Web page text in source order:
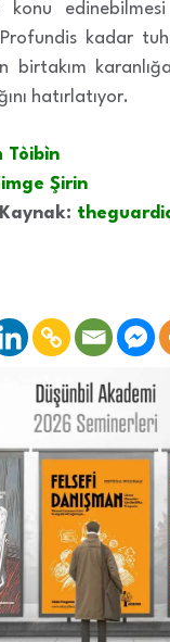
kadar
birtakım
hatırlatıyor.
Tòibìn
Şirin
Kaynak: